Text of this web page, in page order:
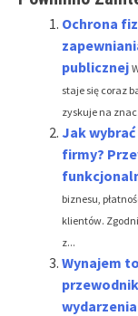
Ochrona
publicznej
staje się coraz
zyskuje na
Jak
firmy?
biznesu,
klientów.
z...
Wynajem